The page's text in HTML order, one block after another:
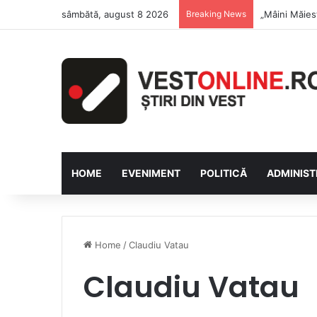
sâmbătă, august 8 2026 Breaking News Săptămâna
HOME EVENIMENT POLITICĂ
Home /Claudiu Vatau
Claudiu Vatau